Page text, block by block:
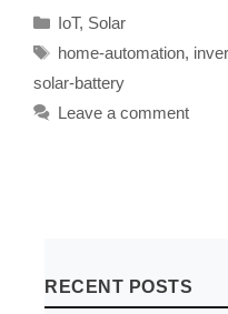
Categories
IoT, Solar
Tags
home-automation,
solar-battery
Leave a comment
RECENT POSTS